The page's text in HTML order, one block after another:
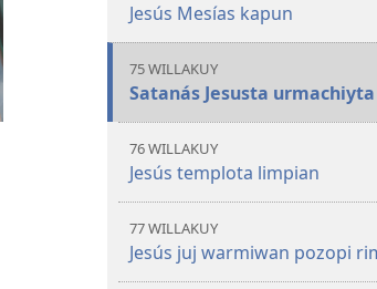
Jesús Mesías kapun
75 WILLAKUY
Satanás Jesusta
76 WILLAKUY
Jesús templota limpian
77 WILLAKUY
Jesús juj warmiwan pozopi